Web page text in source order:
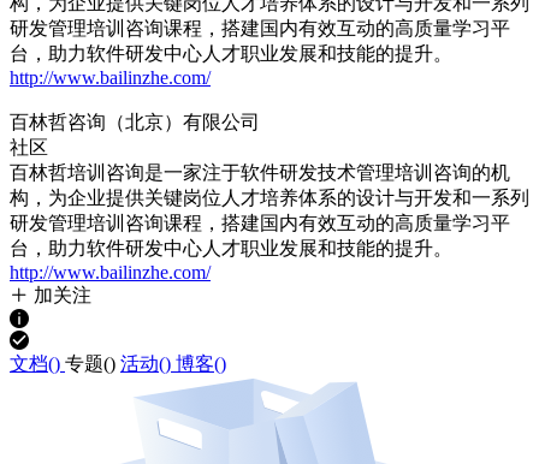
研发管理培训咨询课程，搭建国内有效互动的高质量学习平
台，助力软件研发中心人才职业发展和技能的提升。
http://www.bailinzhe.com/
百林哲咨询（北京）有限公司
社区
百林哲培训咨询是一家注于软件研发技术管理培训咨询的机
构，为企业提供关键岗位人才培养体系的设计与开发和一系列
研发管理培训咨询课程，搭建国内有效互动的高质量学习平
台，助力软件研发中心人才职业发展和技能的提升。
http://www.bailinzhe.com/
加关注
文档() 专题() 活动() 博客()